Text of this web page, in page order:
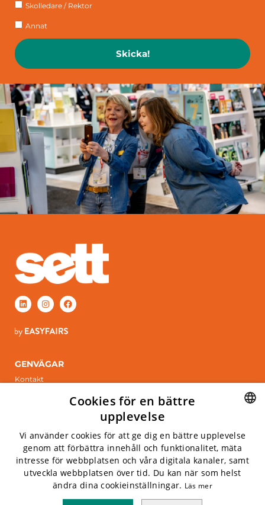
Skolledare / Rektor
Annat
Skicka!
GENVÄGAR
Kontakt
Onsdag 7 april, 2027
INFO
Kistamässan
Arne Beurlings Torg 5, 164 40 kista
Privacy policy
ENGLISH
Cookies för en bättre
upplevelse
Vi använder cookies för att ge dig en bättre upplevelse
genom att förbättra innehåll och funktionalitet, mäta
intresse för webbplatsen och våra digitala kanaler, samt
utveckla webbplatsen över tid. Du kan när som helst
ändra dina cookieinställningar. Läs mer